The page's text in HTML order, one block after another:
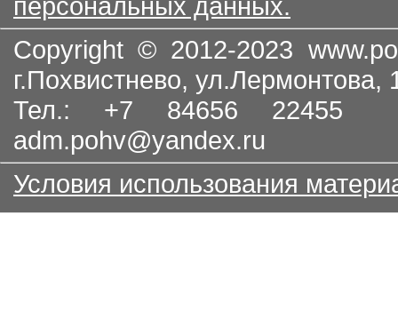
Copyright © 2012-2023
г.Похвистнево, ул.Лермонтова,
Тел.: +7 84656
adm.pohv@yandex.ru
Условия использования